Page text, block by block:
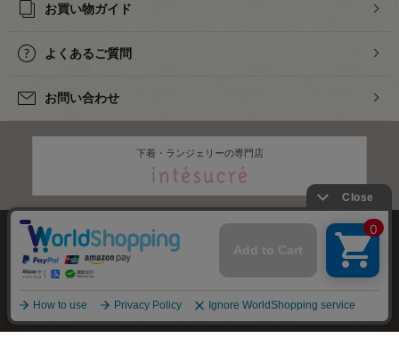
お買い物ガイド
よくあるご質問
お問い合わせ
下着・ランジェリーの専門店
株式会社オカダヤ
特定商取引法に基づく表記 プライバシーポリシー サイトマップ
2012-2026OKADAYA CO.,LTD.